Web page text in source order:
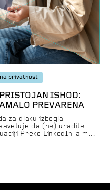
privatnost
ISHOD:
PREVARENA
za dlaku izbegla
da (ne) uradite
Preko LinkedIn-a me
dešavalo da vidim